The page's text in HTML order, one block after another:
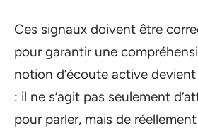
Ces signaux doivent être
pour garantir une
notion d’écoute active
: il ne s’agit pas seulement
pour parler, mais de